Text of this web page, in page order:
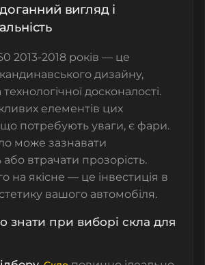
вигляд і
2013-2018 років — це
дизайну,
технологічної досконалості.
елементів цих
що потребують уваги, є фари.
може зазнавати
втрачати прозорість.
на якісне — це інвестиція в
вашого автомобіля.
знати при виборі скла для